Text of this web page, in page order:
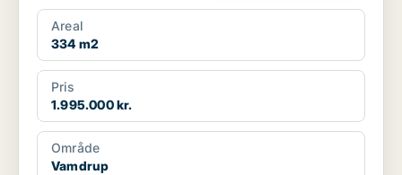
a...
Areal
334 m2
Pris
1.995.000 kr.
Område
Vamdrup